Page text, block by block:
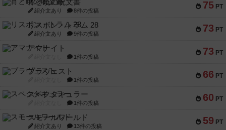
75 PT
宵と暁の呪文書
紹介文あり 8件の投稿
73 PT
リスボン・トラム 28
紹介文あり 9件の投稿
73 PT
アマナイト
1件の投稿
66 PT
ブラヴェスト
1件の投稿
60 PT
スペクタキュラー
1件の投稿
59 PT
スモールワールド
紹介文あり 13件の投稿